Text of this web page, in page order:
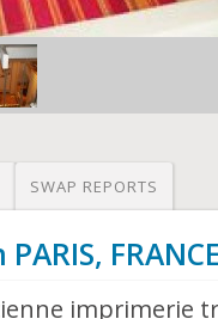
SWAP REPORTS
imprimerie